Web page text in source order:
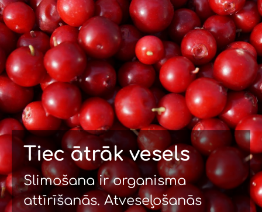
Tiec ātrāk vesels
Slimošana ir organisma
attīrīšanās. Atveseļošanās